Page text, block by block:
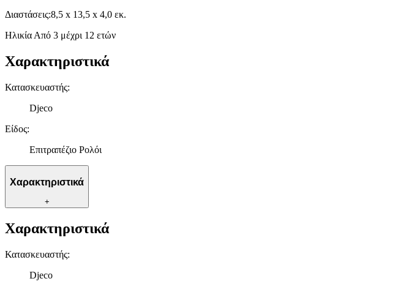
Διαστάσεις:8,5 x 13,5 x 4,0 εκ.
Ηλικία Από 3 μέχρι 12 ετών
Χαρακτηριστικά
Κατασκευαστής:
Djeco
Είδος:
Επιτραπέζιο Ρολόι
Χαρακτηριστικά
+
Χαρακτηριστικά
Κατασκευαστής:
Djeco